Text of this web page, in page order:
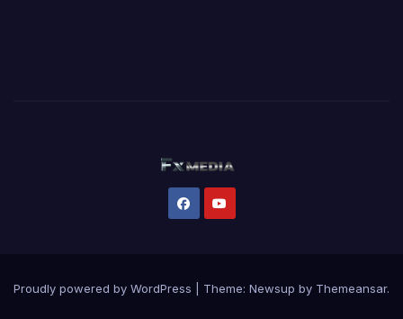
Proudly powered by WordPress Theme: Newsup by Themeansar.